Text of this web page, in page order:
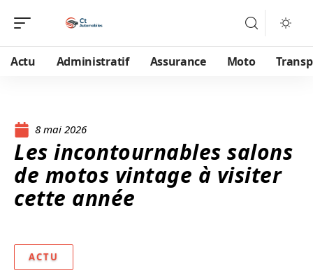
Actu Administratif Assurance Moto
8 mai 2026
Les incontournables salons
de motos vintage à visiter
cette année
ACTU